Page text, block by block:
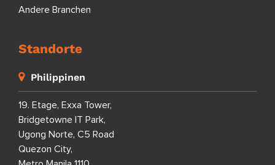
Andere Branchen
Standorte
Philippinen
19. Etage, Exxa Tower,
Bridgetowne IT Park,
Ugong Norte, C5 Road
Quezon City,